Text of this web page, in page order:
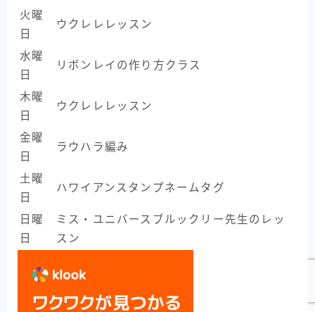
火曜
日
ウクレレレッスン
水曜
日
リボンレイの作り方クラス
木曜
日
ウクレレレッスン
金曜
日
ラウハラ編み
土曜
日
ハワイアンスタンプネームタグ
日曜
日
ミス・ユニバースブルックリー先生のレッ
スン